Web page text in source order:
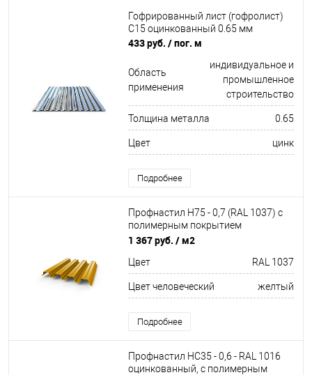
Гофрированный лист (гофролист)
С15 оцинкованный 0.65 мм
433 руб. / пог. м
Область
применения
индивидуальное и
промышленное
строительство
Толщина металла 0.65
Цвет цинк
Подробнее
Профнастил Н75 - 0,7 (RAL 1037) с
полимерным покрытием
(полиэстер)
1 367 руб. / м2
Цвет RAL 1037
Цвет человеческий желтый
Подробнее
Профнастил НС35 - 0,6 - RAL 1016
оцинкованный, с полимерным